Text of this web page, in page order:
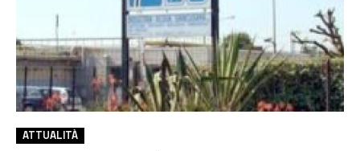
ATTUALITÀ